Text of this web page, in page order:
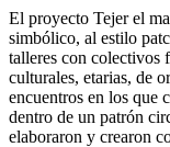
El proyecto Tejer el
simbólico, al estilo
talleres con colectivos
culturales, etarias, de
encuentros en los que
dentro de un patrón
elaboraron y crearon